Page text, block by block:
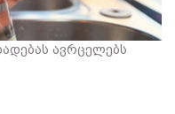
ავრცელებს